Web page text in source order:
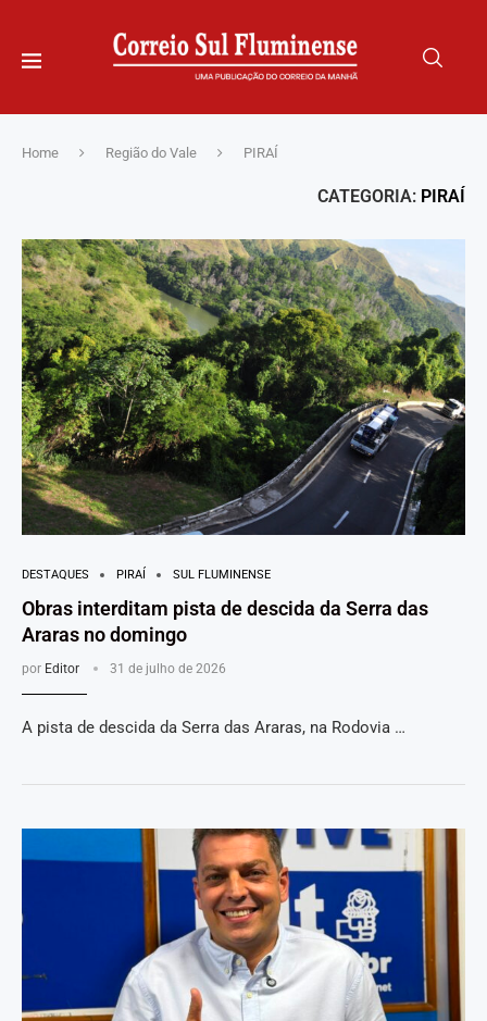
Home Região do Vale PIRAÍ
CATEGORIA: PIRAÍ
DESTAQUES PIRAÍ SUL FLUMINENSE
Obras interditam pista de descida da Serra das
Araras no domingo
por Editor 31 de julho de 2026
A pista de descida da Serra das Araras, na Rodovia …